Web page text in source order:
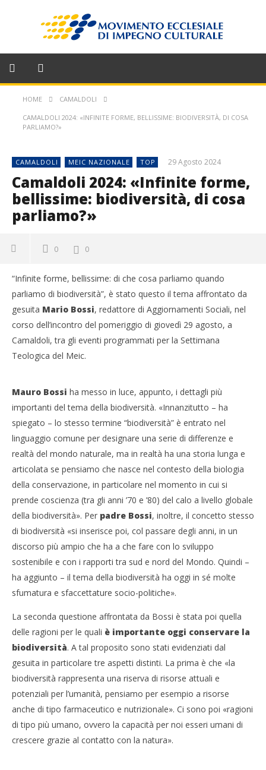
HOME CAMALDOLI
CAMALDOLI 2024: «INFINITE FORME, BELLISSIME: BIODIVERSITÀ, DI COSA
PARLIAMO?»
CAMALDOLI MEIC NAZIONALE TOP 29 Agosto 2024
Camaldoli 2024: «Infinite forme,
bellissime: biodiversità, di cosa
parliamo?»
0 0
“Infinite forme, bellissime: di che cosa parliamo quando
parliamo di biodiversità”, è stato questo il tema affrontato da
gesuita Mario Bossi, redattore di Aggiornamenti Sociali, nel
corso dell’incontro del pomeriggio di giovedì 29 agosto, a
Camaldoli, tra gli eventi programmati per la Settimana
Teologica del Meic.
Mauro Bossi ha messo in luce, appunto, i dettagli più
importanti del tema della biodiversità. «Innanzitutto – ha
spiegato – lo stesso termine “biodiversità” è entrato nel
linguaggio comune per designare una serie di differenze e
realtà del mondo naturale, ma in realtà ha una storia lunga e
articolata se pensiamo che nasce nel contesto della biologia
della conservazione, in particolare nel momento in cui si
prende coscienza (tra gli anni ’70 e ’80) del calo a livello globale
della biodiversità». Per padre Bossi, inoltre, il concetto stesso
di biodiversità «si inserisce poi, col passare degli anni, in un
discorso più ampio che ha a che fare con lo sviluppo
sostenibile e con i rapporti tra sud e nord del Mondo. Quindi –
ha aggiunto – il tema della biodiversità ha oggi in sé molte
sfumatura e sfaccettature socio-politiche».
La seconda questione affrontata da Bossi è stata poi quella
delle ragioni per le quali è importante oggi conservare la
biodiversità. A tal proposito sono stati evidenziati dal
gesuita in particolare tre aspetti distinti. La prima è che «la
biodiversità rappresenta una riserva di risorse attuali e
potenziali per l’umanità, pensiamo per esempio a risorse
anche di tipo farmaceutico e nutrizionale». Ci sono poi «ragioni
di tipo più umano, ovvero la capacità per noi esseri umani di
crescere grazie al contatto con la natura».